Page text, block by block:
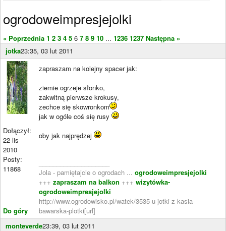
ogrodoweimpresjejolki
« Poprzednia 1 2 3 4 5 6 7 8 9 10 ... 1236 1237 Następna »
jotka23:35, 03 lut 2011
Dołączył:
22 lis
2010
Posty:
11868
Do góry
zapraszam na kolejny spacer jak:
ziemie ogrzeje słonko,
zakwitną pierwsze krokusy,
zechce się skowronkom
jak w ogóle coś się rusy
oby jak najprędzej
Jola - pamiętajcie o ogrodach ... ogrodoweimpresjejolki
+++ zapraszam na balkon +++ wizytówka-
ogrodoweimpresjejolki
http://www.ogrodowisko.pl/watek/3535-u-jotki-z-kasia-
bawarska-plotki[url]
monteverde23:39, 03 lut 2011